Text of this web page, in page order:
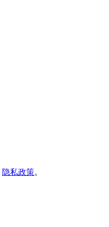
隐私政策。